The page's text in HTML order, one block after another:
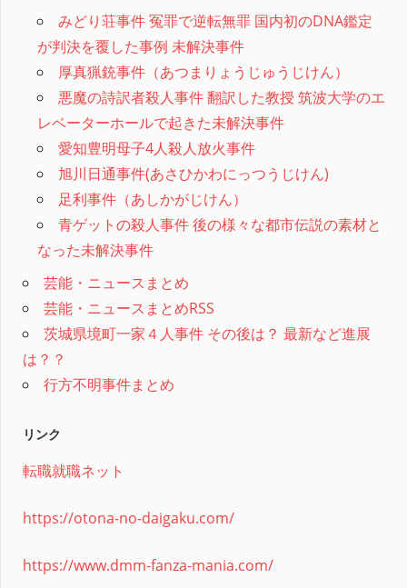
みどり荘事件 冤罪で逆転無罪 国内初のDNA鑑定
が判決を覆した事例 未解決事件
厚真猟銃事件（あつまりょうじゅうじけん）
悪魔の詩訳者殺人事件 翻訳した教授 筑波大学のエ
レベーターホールで起きた未解決事件
愛知豊明母子4人殺人放火事件
旭川日通事件(あさひかわにっつうじけん)
足利事件（あしかがじけん）
青ゲットの殺人事件 後の様々な都市伝説の素材と
なった未解決事件
芸能・ニュースまとめ
芸能・ニュースまとめRSS
茨城県境町一家４人事件 その後は？ 最新など進展
は？？
行方不明事件まとめ
リンク
転職就職ネット
https://otona-no-daigaku.com/
https://www.dmm-fanza-mania.com/